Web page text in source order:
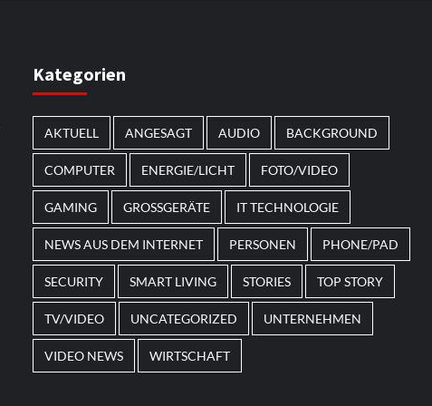
7
Kategorien
AKTUELL ANGESAGT AUDIO BACKGROUND
COMPUTER ENERGIE/LICHT FOTO/VIDEO
GAMING GROSSGERÄTE IT TECHNOLOGIE
NEWS AUS DEM INTERNET PERSONEN PHONE/PAD
SECURITY SMART LIVING STORIES TOP STORY
TV/VIDEO UNCATEGORIZED UNTERNEHMEN
VIDEO NEWS WIRTSCHAFT